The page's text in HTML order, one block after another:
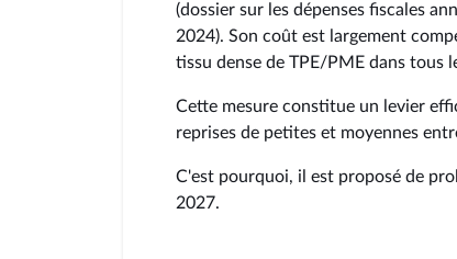
(dossier sur les dépenses fiscales
2024). Son coût est largement
tissu dense de TPE/PME dans tous
Cette mesure constitue un levier
reprises de petites et moyennes
C'est pourquoi, il est proposé de
2027.